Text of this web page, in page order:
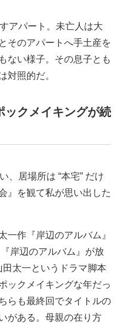
アパート。未亡人は大
そのアパートへ手土産を
ない様子。その息子とも
対照的だ。
ックメイキングが続
、居場所は “本宅” だけ
』を観て私が思い出した
一作『岸辺のアルバム』
岸辺のアルバム』が放
太一というドラマ脚本
ックメイキングな年だっ
らも最終回でタイトルの
がある。母親の在り方